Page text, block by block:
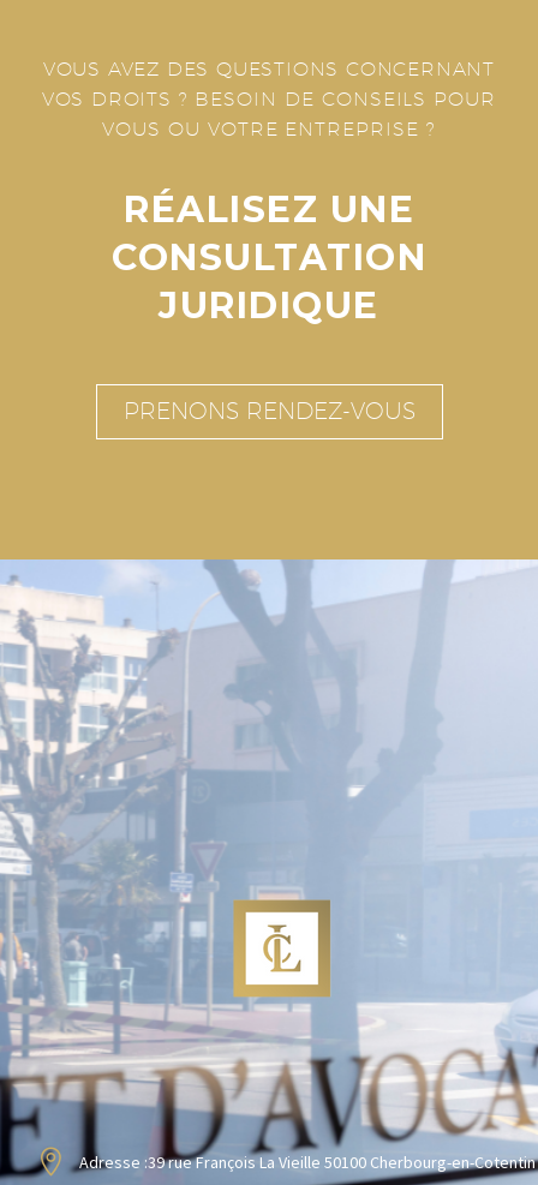
VOUS AVEZ DES QUESTIONS CONCERNANT
VOS DROITS ? BESOIN DE CONSEILS POUR
VOUS OU VOTRE ENTREPRISE ?
RÉALISEZ UNE
CONSULTATION
JURIDIQUE
PRENONS RENDEZ-VOUS
Adresse :39 rue François La Vieille 50100 Cherbourg-en-Cotentin